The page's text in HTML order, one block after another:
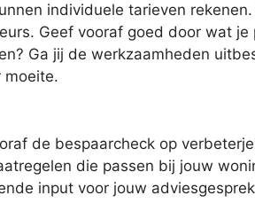
individuele tarieven
Geef vooraf goed door wat
Ga jij de werkzaamheden
moeite.
de bespaarcheck op
die passen bij jouw
input voor jouw